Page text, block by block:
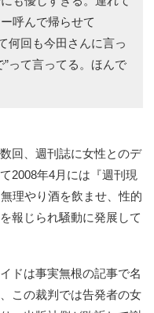
呼んで帰らせて
何回も今田さんに言っ
って言ってる。ほんで
回、週刊誌に女性とのデ
2008年4月には『週刊現
理やり酒を飲ませ、性的
報じられ騒動に発展して
ドは事実無根の記事で名
この裁判では告発者の女